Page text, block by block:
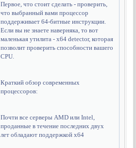
Первое, что стоит сделать - проверить,
что выбранный вами процессор
поддерживает 64-битные инструкции.
Если вы не знаете наверняка, то вот
маленькая утилита - x64 detector, которая
позволит проверить способности вашего
CPU.
Краткий обзор современных
процессоров:
Почти все серверы AMD или Intel,
проданные в течение последних двух
лет обладают поддержкой x64